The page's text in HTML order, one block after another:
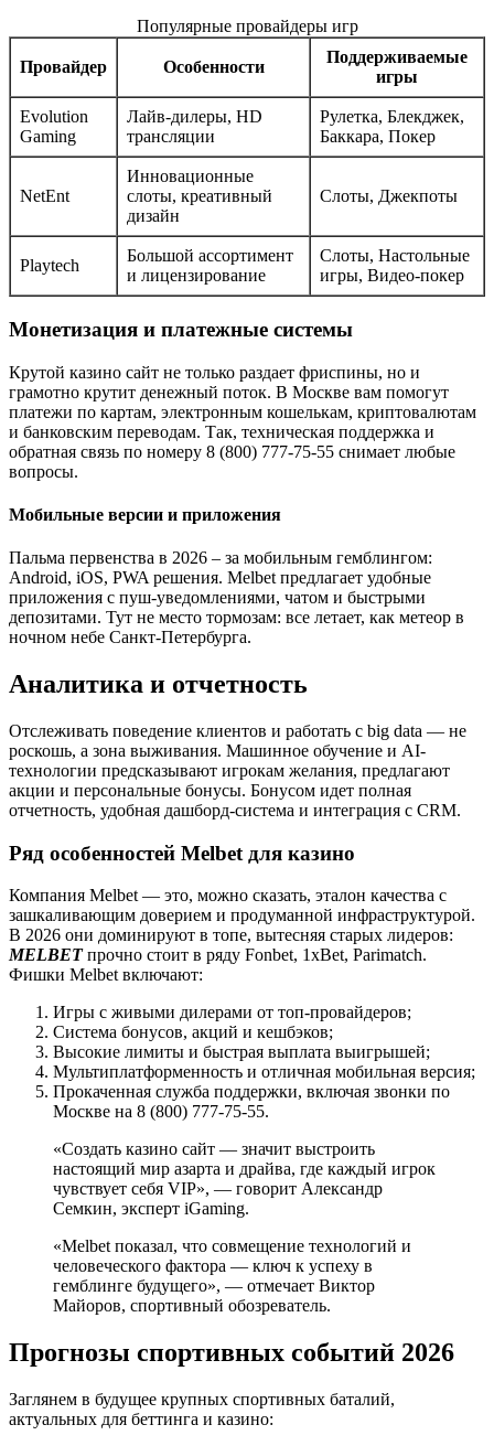
Популярные провайдеры игр
Провайдер Особенности
Поддерживаемые
игры
Evolution
Gaming
Лайв-дилеры, HD
трансляции
Рулетка, Блекджек,
Баккара, Покер
NetEnt
Инновационные
слоты, креативный
дизайн
Слоты, Джекпоты
Playtech
Большой ассортимент
и лицензирование
Слоты, Настольные
игры, Видео-покер
Монетизация и платежные системы
Крутой казино сайт не только раздает фриспины, но и
грамотно крутит денежный поток. В Москве вам помогут
платежи по картам, электронным кошелькам, криптовалютам
и банковским переводам. Так, техническая поддержка и
обратная связь по номеру 8 (800) 777-75-55 снимает любые
вопросы.
Мобильные версии и приложения
Пальма первенства в 2026 – за мобильным гемблингом:
Android, iOS, PWA решения. Melbet предлагает удобные
приложения с пуш-уведомлениями, чатом и быстрыми
депозитами. Тут не место тормозам: все летает, как метеор в
ночном небе Санкт-Петербурга.
Аналитика и отчетность
Отслеживать поведение клиентов и работать с big data — не
роскошь, а зона выживания. Машинное обучение и AI-
технологии предсказывают игрокам желания, предлагают
акции и персональные бонусы. Бонусом идет полная
отчетность, удобная дашборд-система и интеграция с CRM.
Ряд особенностей Melbet для казино
Компания Melbet — это, можно сказать, эталон качества с
зашкаливающим доверием и продуманной инфраструктурой.
В 2026 они доминируют в топе, вытесняя старых лидеров:
MELBETпрочно стоит в ряду Fonbet, 1xBet, Parimatch.
Фишки Melbet включают:
Игры с живыми дилерами от топ-провайдеров;
Система бонусов, акций и кешбэков;
Высокие лимиты и быстрая выплата выигрышей;
Мультиплатформенность и отличная мобильная версия;
Прокаченная служба поддержки, включая звонки по
Москве на 8 (800) 777-75-55.
«Создать казино сайт — значит выстроить
настоящий мир азарта и драйва, где каждый игрок
чувствует себя VIP», — говорит Александр
Семкин, эксперт iGaming.
«Melbet показал, что совмещение технологий и
человеческого фактора — ключ к успеху в
гемблинге будущего», — отмечает Виктор
Майоров, спортивный обозреватель.
Прогнозы спортивных событий 2026
Заглянем в будущее крупных спортивных баталий,
актуальных для беттинга и казино: